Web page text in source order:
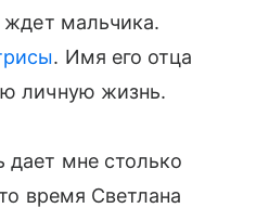
ждет мальчика.
. Имя его отца
личную жизнь.
дает мне столько
время Светлана